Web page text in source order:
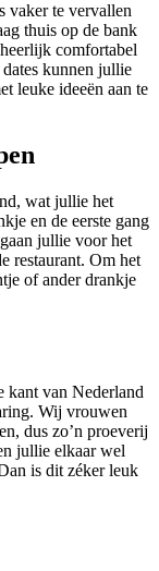
vaker te vervallen
thuis op de bank
comfortabel
kunnen jullie
leuke ideeën aan te
wat jullie het
en de eerste gang
jullie voor het
restaurant. Om het
of ander drankje
kant van Nederland
Wij vrouwen
dus zo’n proeverij
jullie elkaar wel
is dit zéker leuk